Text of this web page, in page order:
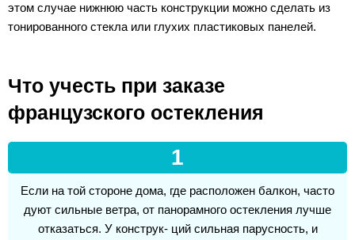
этом случае нижнюю часть конструкции можно сделать из
тонированного стекла или глухих пластиковых панелей.
Что учесть при заказе
французского остекления
1
Если на той стороне дома, где расположен балкон, часто
дуют сильные ветра, от панорамного остекления лучше
отказаться. У конструк- ций сильная парусность, и